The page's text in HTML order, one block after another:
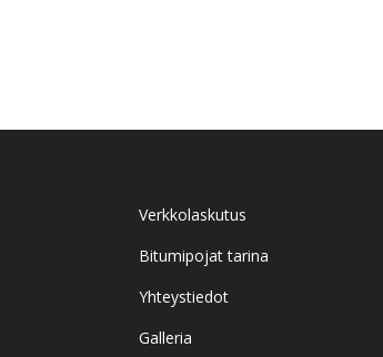
Verkkolaskutus
Bitumipojat tarina
Yhteystiedot
Galleria